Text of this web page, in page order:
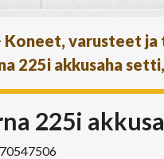
Koneet, varusteet
225i akkusaha
225i